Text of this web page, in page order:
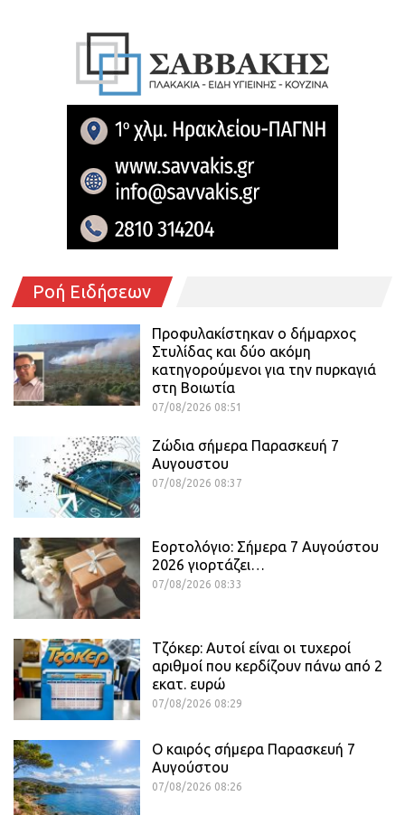
Ροή Ειδήσεων
Προφυλακίστηκαν ο δήμαρχος
Στυλίδας και δύο ακόμη
κατηγορούμενοι για την πυρκαγιά
στη Βοιωτία
07/08/2026 08:51
Ζώδια σήμερα Παρασκευή 7
Αυγουστου
07/08/2026 08:37
Εορτολόγιο: Σήμερα 7 Αυγούστου
2026 γιορτάζει…
07/08/2026 08:33
Τζόκερ: Αυτοί είναι οι τυχεροί
αριθμοί που κερδίζουν πάνω από 2
εκατ. ευρώ
07/08/2026 08:29
Ο καιρός σήμερα Παρασκευή 7
Αυγούστου
07/08/2026 08:26